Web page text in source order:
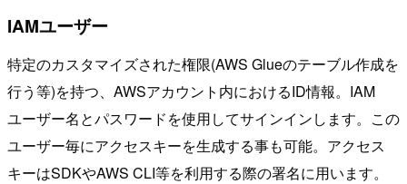
IAMユーザー
特定のカスタマイズされた権限(AWS Glueのテーブル作成を
行う等)を持つ、AWSアカウント内におけるID情報。IAM
ユーザー名とパスワードを使用してサインインします。この
ユーザー毎にアクセスキーを生成する事も可能。アクセス
キーはSDKやAWS CLI等を利用する際の署名に用います。